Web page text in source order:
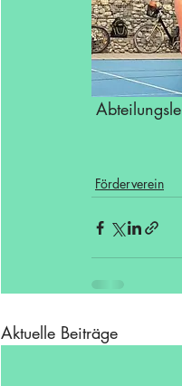
Förderverein
Aktuelle Beiträge